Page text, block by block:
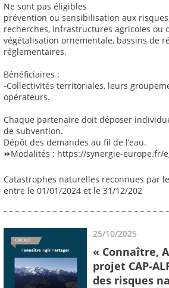
Ne sont pas éligibles
prévention ou sensibilisation aux
recherches, infrastructures agricoles ou
végétalisation ornementale, bassins de
réglementaires.
Bénéficiaires :
-Collectivités territoriales, leurs
opérateurs.
Chaque partenaire doit déposer
de subvention.
Dépôt des demandes au fil de l’eau.
⏩Modalités : https://synergie-europe.fr/
Catastrophes naturelles reconnues par
entre le 01/01/2024 et le 31/12/202
25/10/2025
« Connaître,
projet CAP-
des risques